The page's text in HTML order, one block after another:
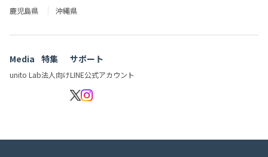
鹿児島県
沖縄県
Media
unito Lab
特集
法人向け
サポート
LINE公式アカウント